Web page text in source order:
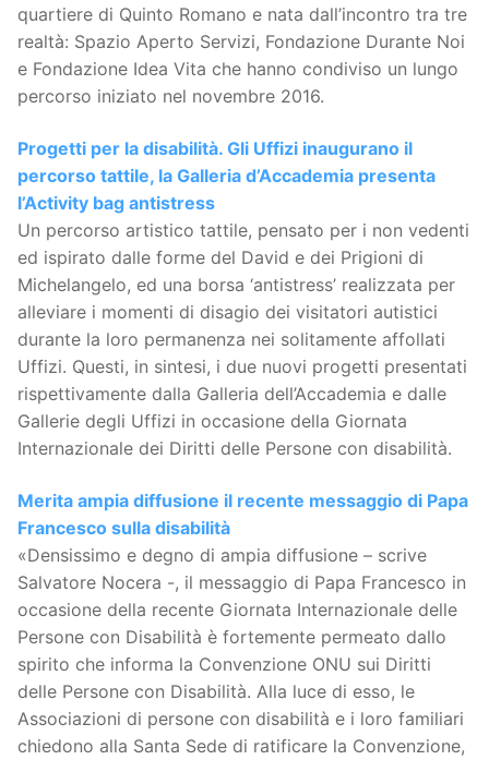
quartiere di Quinto Romano e nata dall’incontro tra tre
realtà: Spazio Aperto Servizi, Fondazione Durante Noi
e Fondazione Idea Vita che hanno condiviso un lungo
percorso iniziato nel novembre 2016.
Progetti per la disabilità. Gli Uffizi inaugurano il
percorso tattile, la Galleria d’Accademia presenta
l’Activity bag antistress
Un percorso artistico tattile, pensato per i non vedenti
ed ispirato dalle forme del David e dei Prigioni di
Michelangelo, ed una borsa ‘antistress’ realizzata per
alleviare i momenti di disagio dei visitatori autistici
durante la loro permanenza nei solitamente affollati
Uffizi. Questi, in sintesi, i due nuovi progetti presentati
rispettivamente dalla Galleria dell’Accademia e dalle
Gallerie degli Uffizi in occasione della Giornata
Internazionale dei Diritti delle Persone con disabilità.
Merita ampia diffusione il recente messaggio di Papa
Francesco sulla disabilità
«Densissimo e degno di ampia diffusione – scrive
Salvatore Nocera -, il messaggio di Papa Francesco in
occasione della recente Giornata Internazionale delle
Persone con Disabilità è fortemente permeato dallo
spirito che informa la Convenzione ONU sui Diritti
delle Persone con Disabilità. Alla luce di esso, le
Associazioni di persone con disabilità e i loro familiari
chiedono alla Santa Sede di ratificare la Convenzione,